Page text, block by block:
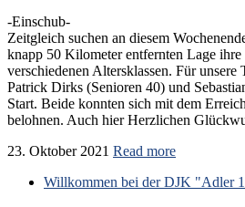
-Einschub-
Zeitgleich suchen an diesem
knapp 50 Kilometer entfernten Lage
verschiedenen Altersklassen. Für unsere
Patrick Dirks (Senioren 40) und
Start. Beide konnten sich mit dem
belohnen. Auch hier Herzlichen
23. Oktober 2021 Read more
Willkommen bei der DJK "Adler